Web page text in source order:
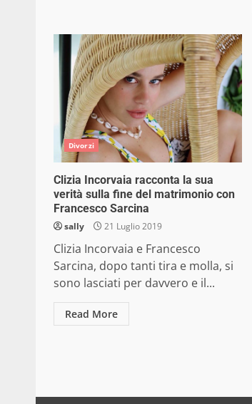
Divorzi
Clizia Incorvaia racconta la sua
verità sulla fine del matrimonio con
Francesco Sarcina
sally 21 Luglio 2019
Clizia Incorvaia e Francesco
Sarcina, dopo tanti tira e molla, si
sono lasciati per davvero e il...
Read More